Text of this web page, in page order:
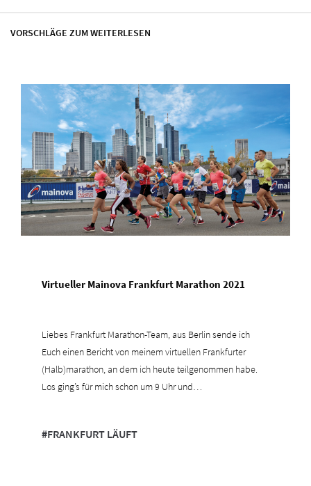
VORSCHLÄGE ZUM WEITERLESEN
Virtueller Mainova Frankfurt Marathon 2021
Liebes Frankfurt Marathon-Team, aus Berlin sende ich
Euch einen Bericht von meinem virtuellen Frankfurter
(Halb)marathon, an dem ich heute teilgenommen habe.
Los ging’s für mich schon um 9 Uhr und…
#FRANKFURT LÄUFT